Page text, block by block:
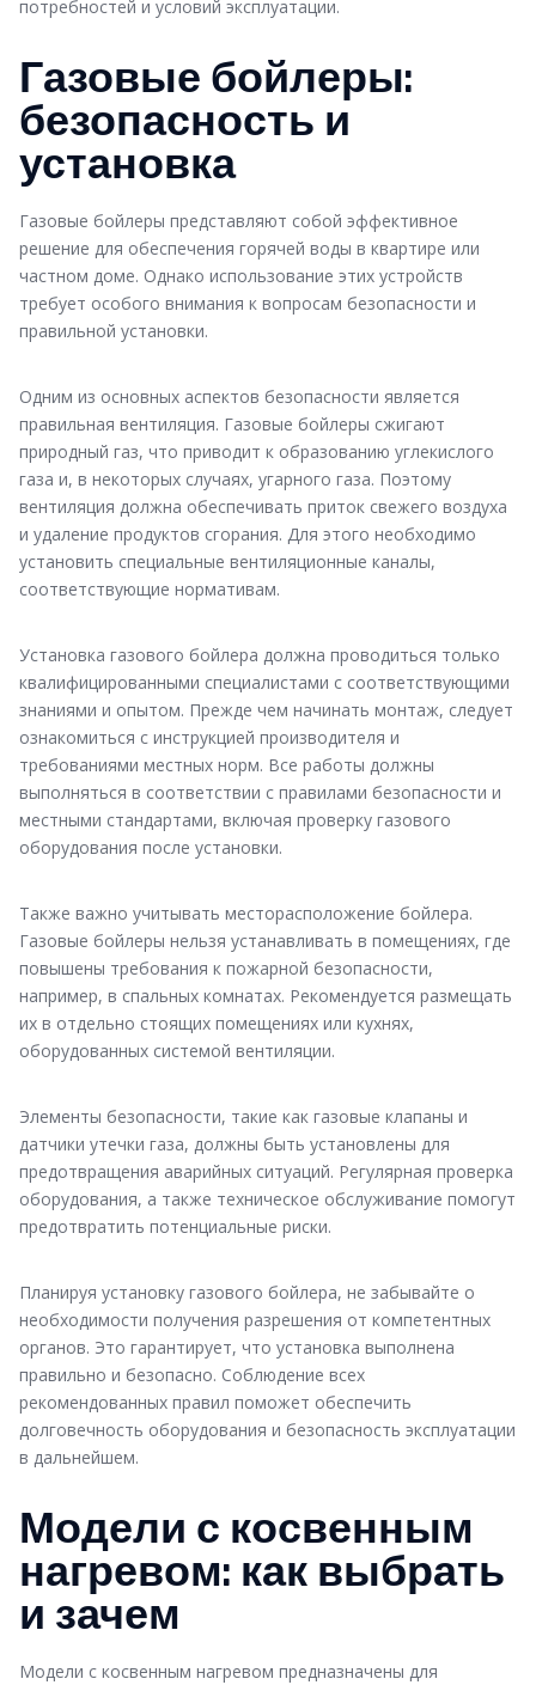
потребностей и условий эксплуатации.
Газовые бойлеры:
безопасность и
установка
Газовые бойлеры представляют собой эффективное
решение для обеспечения горячей воды в квартире или
частном доме. Однако использование этих устройств
требует особого внимания к вопросам безопасности и
правильной установки.
Одним из основных аспектов безопасности является
правильная вентиляция. Газовые бойлеры сжигают
природный газ, что приводит к образованию углекислого
газа и, в некоторых случаях, угарного газа. Поэтому
вентиляция должна обеспечивать приток свежего воздуха
и удаление продуктов сгорания. Для этого необходимо
установить специальные вентиляционные каналы,
соответствующие нормативам.
Установка газового бойлера должна проводиться только
квалифицированными специалистами с соответствующими
знаниями и опытом. Прежде чем начинать монтаж, следует
ознакомиться с инструкцией производителя и
требованиями местных норм. Все работы должны
выполняться в соответствии с правилами безопасности и
местными стандартами, включая проверку газового
оборудования после установки.
Также важно учитывать месторасположение бойлера.
Газовые бойлеры нельзя устанавливать в помещениях, где
повышены требования к пожарной безопасности,
например, в спальных комнатах. Рекомендуется размещать
их в отдельно стоящих помещениях или кухнях,
оборудованных системой вентиляции.
Элементы безопасности, такие как газовые клапаны и
датчики утечки газа, должны быть установлены для
предотвращения аварийных ситуаций. Регулярная проверка
оборудования, а также техническое обслуживание помогут
предотвратить потенциальные риски.
Планируя установку газового бойлера, не забывайте о
необходимости получения разрешения от компетентных
органов. Это гарантирует, что установка выполнена
правильно и безопасно. Соблюдение всех
рекомендованных правил поможет обеспечить
долговечность оборудования и безопасность эксплуатации
в дальнейшем.
Модели с косвенным
нагревом: как выбрать
и зачем
Модели с косвенным нагревом предназначены для